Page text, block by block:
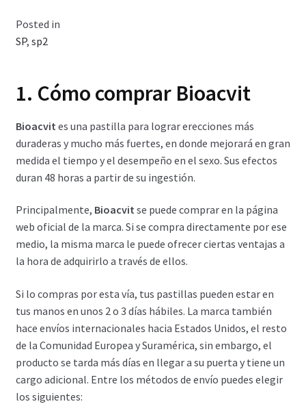
Halloween
Blog
Carrito
Condiciones
Contactos
Formas de envío
Formas de pago
Impressum
Mi cuenta
Posted in
SP, sp2
1. Cómo comprar Bioacvit
Bioacvit es una pastilla para lograr erecciones más
duraderas y mucho más fuertes, en donde mejorará en gran
medida el tiempo y el desempeño en el sexo. Sus efectos
duran 48 horas a partir de su ingestión.
Principalmente, Bioacvit se puede comprar en la página
web oficial de la marca. Si se compra directamente por ese
medio, la misma marca le puede ofrecer ciertas ventajas a
la hora de adquirirlo a través de ellos.
Si lo compras por esta vía, tus pastillas pueden estar en
tus manos en unos 2 o 3 días hábiles. La marca también
hace envíos internacionales hacia Estados Unidos, el resto
de la Comunidad Europea y Suramérica, sin embargo, el
producto se tarda más días en llegar a su puerta y tiene un
cargo adicional. Entre los métodos de envío puedes elegir
los siguientes: